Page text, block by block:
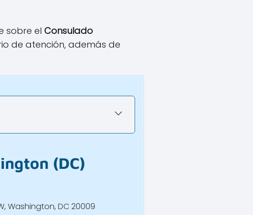
sobre el Consulado
de atención, además de
(DC)
Washington, DC 20009